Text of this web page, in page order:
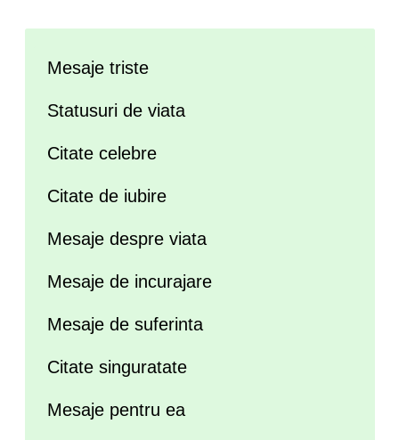
Mesaje triste
Statusuri de viata
Citate celebre
Citate de iubire
Mesaje despre viata
Mesaje de incurajare
Mesaje de suferinta
Citate singuratate
Mesaje pentru ea